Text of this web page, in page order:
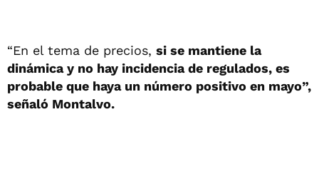
“En el tema de precios, si se mantiene la
dinámica y no hay incidencia de regulados, es
probable que haya un número positivo en mayo”,
señaló Montalvo.